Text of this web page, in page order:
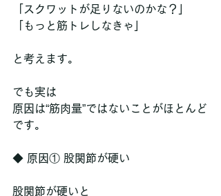
「スクワットが足りないのかな？」
「もっと筋トレしなきゃ」
と考えます。
でも実は
原因は“筋肉量”ではないことがほとんど
です。
◆ 原因① 股関節が硬い
股関節が硬いと